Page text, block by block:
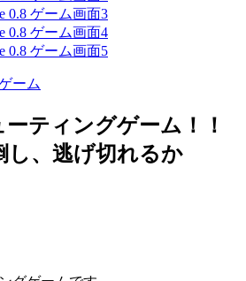
ーム
ティングゲーム！！
し、逃げ切れるか